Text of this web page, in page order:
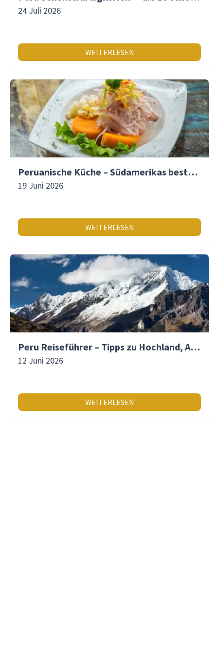
24 Juli 2026
WEITERLESEN
Peruanische Küche – Südamerikas beste Gastronomie
19 Juni 2026
WEITERLESEN
Peru Reiseführer – Tipps zu Hochland, Amazonas & Inka-Erbe
12 Juni 2026
WEITERLESEN